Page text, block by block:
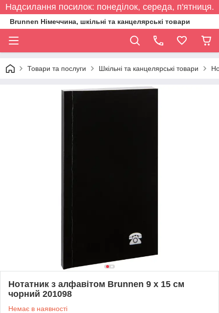
Надсилання посилок: понеділок, середа, п'ятниця.
Brunnen Німеччина, шкільні та канцелярські товари
Товари та послуги Шкільні та канцелярські товари
Нотатник з алфавітом Brunnen 9 x 15 см
чорний 201098
Немає в наявності